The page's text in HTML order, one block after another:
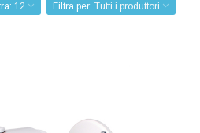
12 Filtra per: Tutti i produttori
VTXSIPVC2262EI